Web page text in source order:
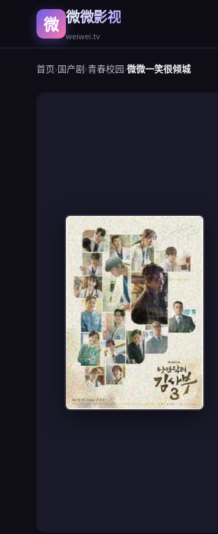
微 微微影视
weiwei.tv
首页›国产剧›青春校园›微微一笑很倾城